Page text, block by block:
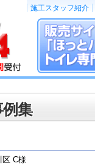
集
区 C様
施工スタッフ紹介